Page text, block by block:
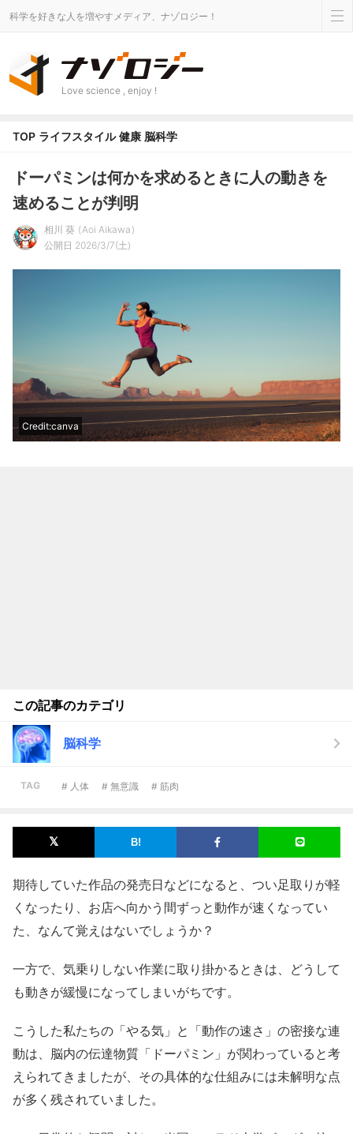
科学を好きな人を増やすメディア、ナゾロジー！
Love science , enjoy !
TOP ライフスタイル 健康 脳科学
ドーパミンは何かを求めるときに人の動きを
速めることが判明
相川 葵 Aoi Aikawa
公開日 2026/3/7(土)
Credit:canva
この記事のカテゴリ
脳科学
TAG # 人体 # 無意識 # 筋肉
期待していた作品の発売日などになると、つい足取りが軽
くなったり、お店へ向かう間ずっと動作が速くなってい
た、なんて覚えはないでしょうか？
一方で、気乗りしない作業に取り掛かるときは、どうして
も動きが緩慢になってしまいがちです。
こうした私たちの「やる気」と「動作の速さ」の密接な連
動は、脳内の伝達物質「ドーパミン」が関わっていると考
えられてきましたが、その具体的な仕組みには未解明な点
が多く残されていました。